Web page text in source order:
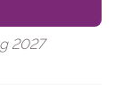
2027